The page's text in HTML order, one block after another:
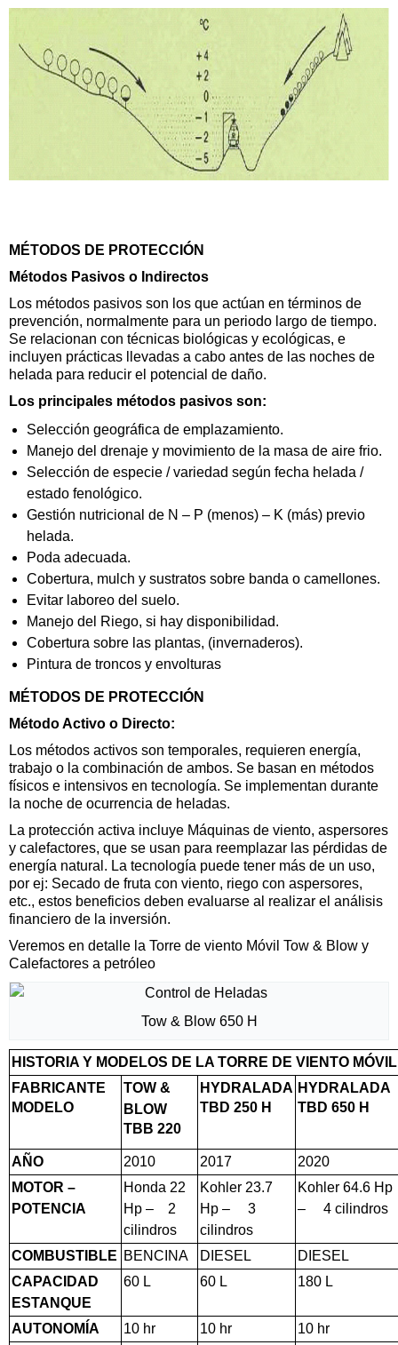
MÉTODOS DE PROTECCIÓN
Métodos Pasivos o Indirectos
Los métodos pasivos son los que actúan en términos de
prevención, normalmente para un periodo largo de tiempo.
Se relacionan con técnicas biológicas y ecológicas, e
incluyen prácticas llevadas a cabo antes de las noches de
helada para reducir el potencial de daño.
Los principales métodos pasivos son:
Selección geográfica de emplazamiento.
Manejo del drenaje y movimiento de la masa de aire frio.
Selección de especie / variedad según fecha helada /
estado fenológico.
Gestión nutricional de N – P (menos) – K (más) previo
helada.
Poda adecuada.
Cobertura, mulch y sustratos sobre banda o camellones.
Evitar laboreo del suelo.
Manejo del Riego, si hay disponibilidad.
Cobertura sobre las plantas, (invernaderos).
Pintura de troncos y envolturas
MÉTODOS DE PROTECCIÓN
Método Activo o Directo:
Los métodos activos son temporales, requieren energía,
trabajo o la combinación de ambos. Se basan en métodos
físicos e intensivos en tecnología. Se implementan durante
la noche de ocurrencia de heladas.
La protección activa incluye Máquinas de viento, aspersores
y calefactores, que se usan para reemplazar las pérdidas de
energía natural. La tecnología puede tener más de un uso,
por ej: Secado de fruta con viento, riego con aspersores,
etc., estos beneficios deben evaluarse al realizar el análisis
financiero de la inversión.
Veremos en detalle la Torre de viento Móvil Tow & Blow y
Calefactores a petróleo
Tow & Blow 650 H
HISTORIA Y MODELOS DE LA TORRE DE VIENTO MÓVIL
FABRICANTE
MODELO
TOW &
BLOW
TBB 220
HYDRALADA
TBD 250 H
HYDRALADA
TBD 650 H
AÑO 2010 2017
2020
MOTOR –
POTENCIA
Honda 22
Hp – 2
cilindros
Kohler 23.7
Hp – 3
cilindros
Kohler 64.6 Hp
– 4 cilindros
COMBUSTIBLE BENCINA DIESEL
DIESEL
CAPACIDAD
ESTANQUE
60 L 60 L 180 L
AUTONOMÍA 10 hr 10 hr
10 hr